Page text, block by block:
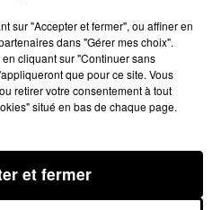
SUR 100% DU
sur "Accepter et fermer", ou affiner en
dans "Gérer mes choix".
cliquant sur "Continuer sans
que pour ce site. Vous
retirer votre consentement à tout
situé en bas de chaque page.
et fermer